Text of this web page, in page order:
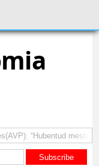
“Hubentud mester
Subscribe